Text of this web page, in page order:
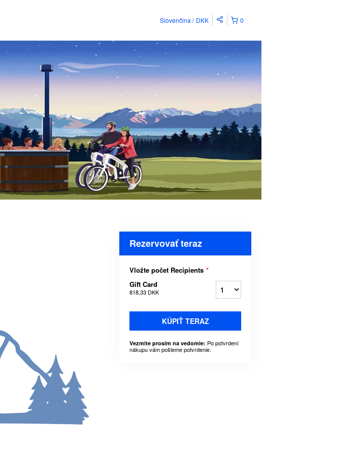
0
Slovenčina DKK
Rezervovať teraz
Vložte počet Recipients *
Gift Card
818,33 DKK
KÚPIŤ TERAZ
Vezmite prosím na vedomie: Po potvrdení
nákupu vám pošleme potvrdenie.